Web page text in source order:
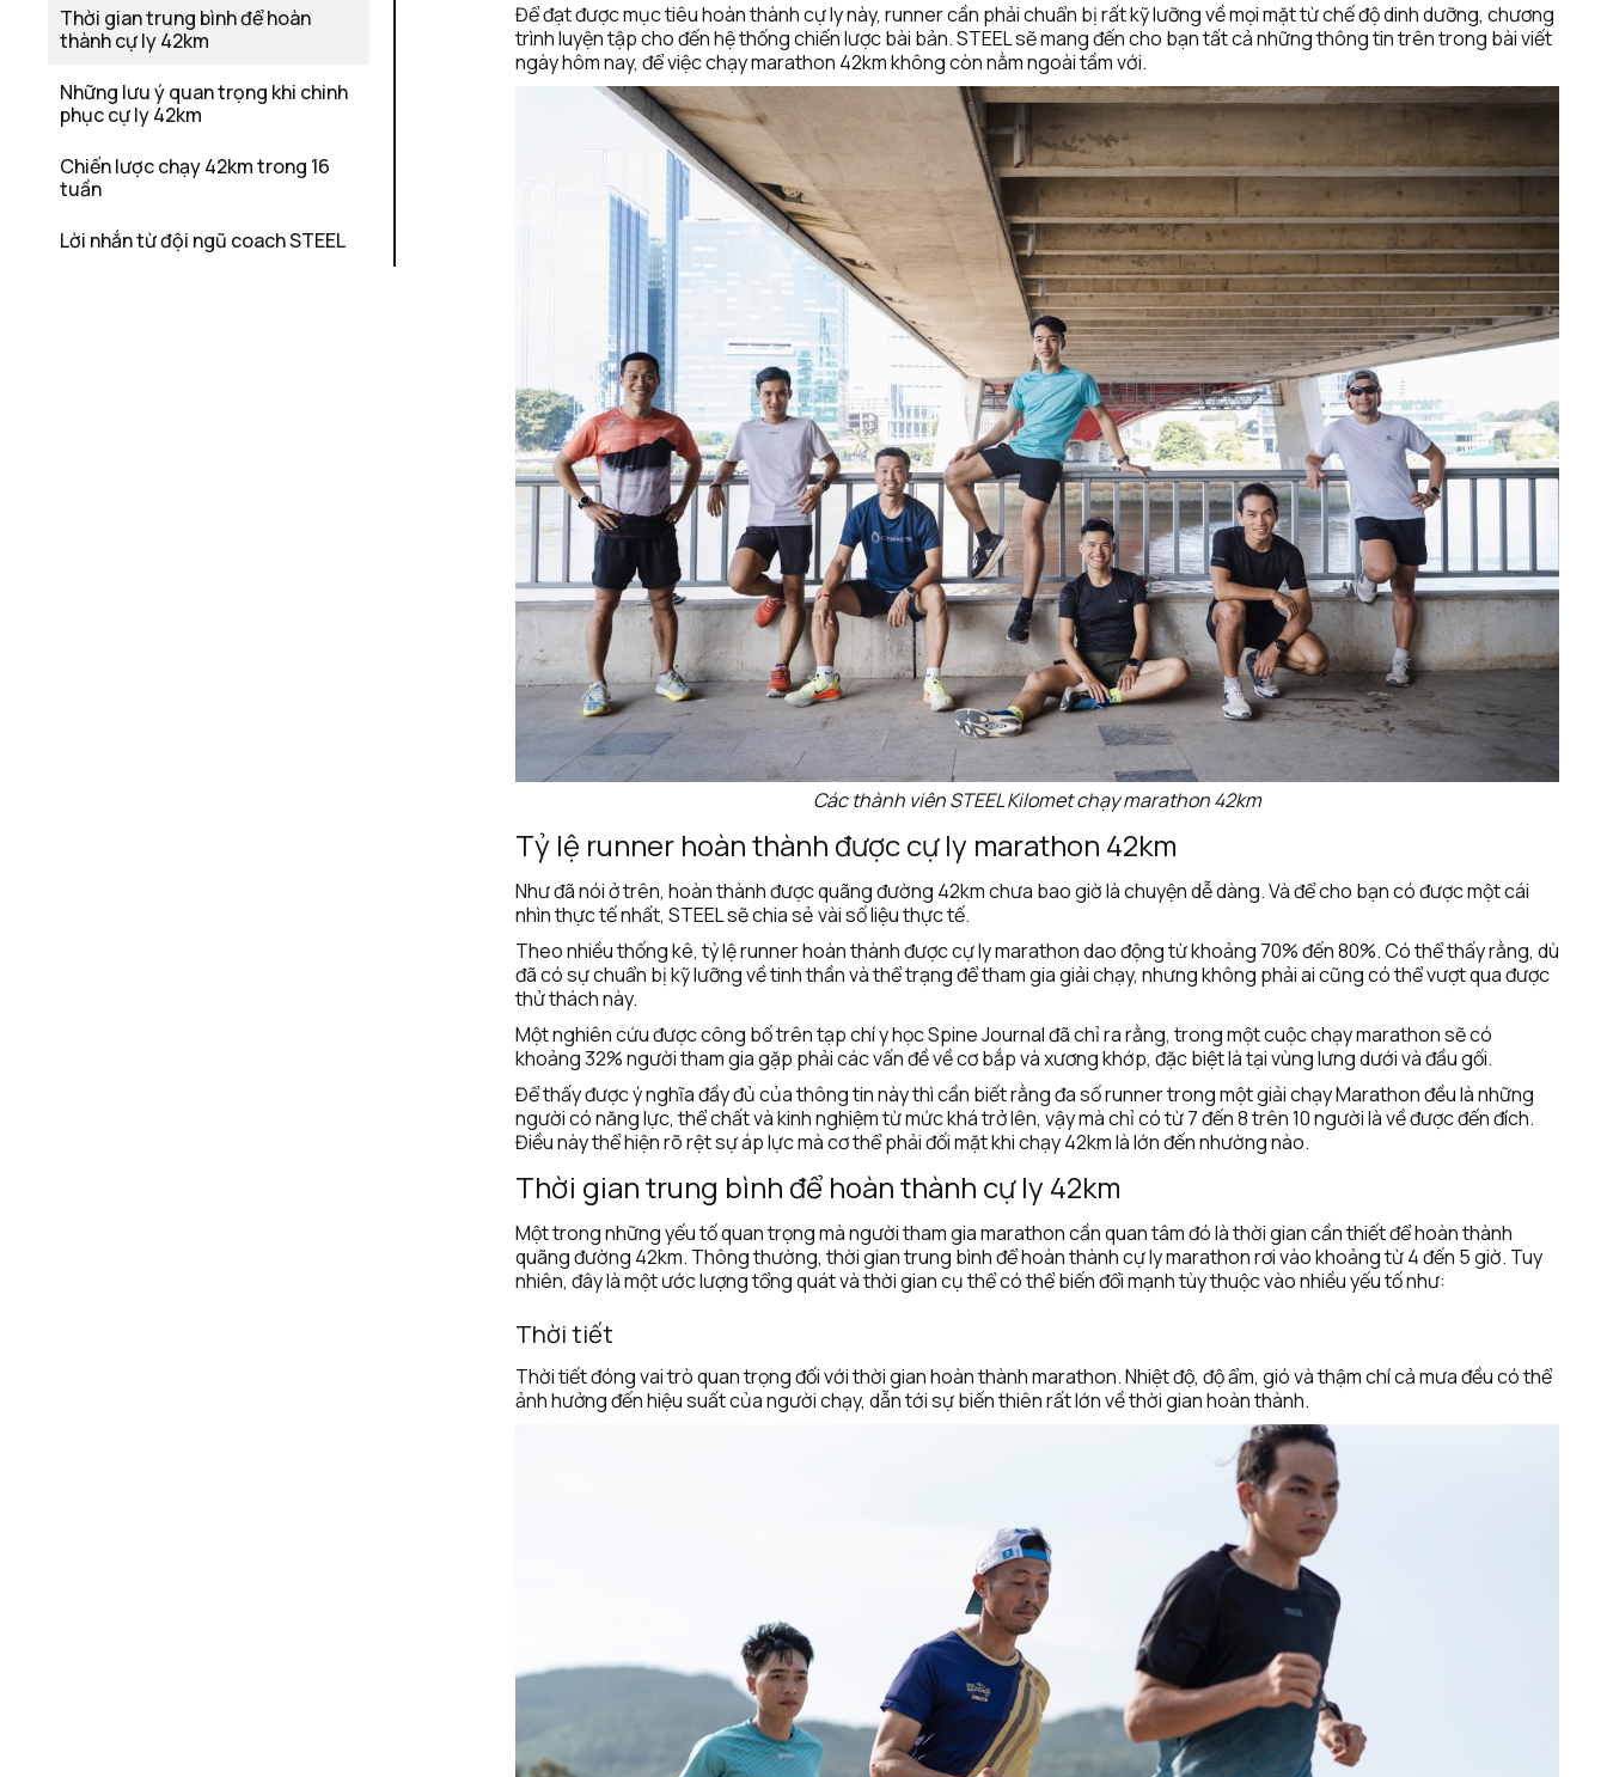
Thời gian trung bình để hoàn
thành cự ly 42km
Những lưu ý quan trọng khi chinh
phục cự ly 42km
Chiến lược chạy 42km trong 16
tuần
Lời nhắn từ đội ngũ coach STEEL
Để đạt được mục tiêu hoàn thành cự ly này, runner cần phải chuẩn bị rất kỹ lưỡng về mọi mặt từ chế độ dinh dưỡng, chương
trình luyện tập cho đến hệ thống chiến lược bài bản. STEEL sẽ mang đến cho bạn tất cả những thông tin trên trong bài viết
ngày hôm nay, để việc chạy marathon 42km không còn nằm ngoài tầm với.
Các thành viên STEEL Kilomet chạy marathon 42km
Tỷ lệ runner hoàn thành được cự ly marathon 42km
Như đã nói ở trên, hoàn thành được quãng đường 42km chưa bao giờ là chuyện dễ dàng. Và để cho bạn có được một cái
nhìn thực tế nhất, STEEL sẽ chia sẻ vài số liệu thực tế.
Theo nhiều thống kê, tỷ lệ runner hoàn thành được cự ly marathon dao động từ khoảng 70% đến 80%. Có thể thấy rằng, dù
đã có sự chuẩn bị kỹ lưỡng về tinh thần và thể trạng để tham gia giải chạy, nhưng không phải ai cũng có thể vượt qua được
thử thách này.
Một nghiên cứu được công bố trên tạp chí y học Spine Journal đã chỉ ra rằng, trong một cuộc chạy marathon sẽ có
khoảng 32% người tham gia gặp phải các vấn đề về cơ bắp và xương khớp, đặc biệt là tại vùng lưng dưới và đầu gối.
Để thấy được ý nghĩa đầy đủ của thông tin này thì cần biết rằng đa số runner trong một giải chạy Marathon đều là những
người có năng lực, thể chất và kinh nghiệm từ mức khá trở lên, vậy mà chỉ có từ 7 đến 8 trên 10 người là về được đến đích.
Điều này thể hiện rõ rệt sự áp lực mà cơ thể phải đối mặt khi chạy 42km là lớn đến nhường nào.
Thời gian trung bình để hoàn thành cự ly 42km
Một trong những yếu tố quan trọng mà người tham gia marathon cần quan tâm đó là thời gian cần thiết để hoàn thành
quãng đường 42km. Thông thường, thời gian trung bình để hoàn thành cự ly marathon rơi vào khoảng từ 4 đến 5 giờ. Tuy
nhiên, đây là một ước lượng tổng quát và thời gian cụ thể có thể biến đổi mạnh tùy thuộc vào nhiều yếu tố như:
Thời tiết
Thời tiết đóng vai trò quan trọng đối với thời gian hoàn thành marathon. Nhiệt độ, độ ẩm, gió và thậm chí cả mưa đều có thể
ảnh hưởng đến hiệu suất của người chạy, dẫn tới sự biến thiên rất lớn về thời gian hoàn thành.